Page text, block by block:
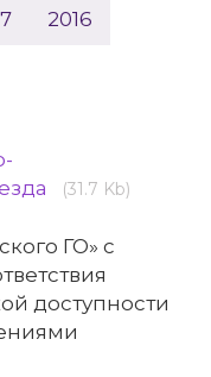
2016
(31.7 Kb)
ГО» с
доступности